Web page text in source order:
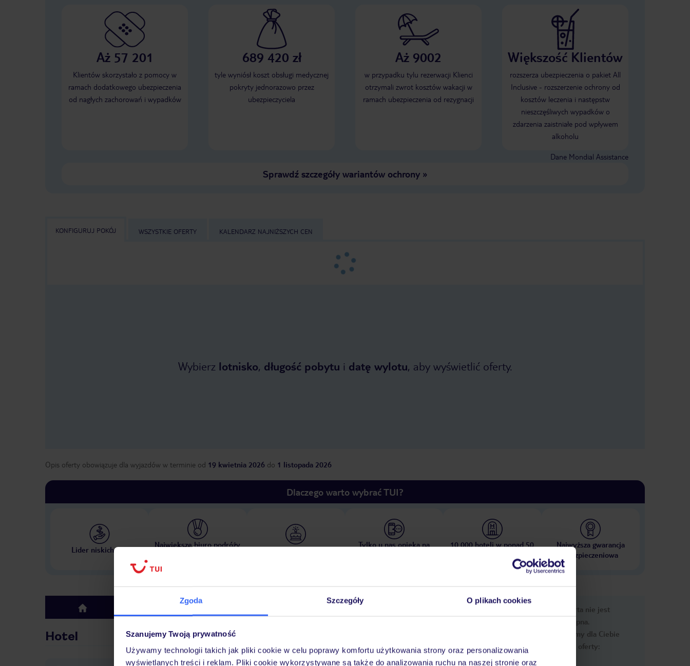
Zgoda Szczegóły O plikach cookies
Szanujemy Twoją prywatność
Używamy technologii takich jak pliki cookie w celu poprawy komfortu użytkowania strony oraz personalizowania
wyświetlanych treści i reklam. Pliki cookie wykorzystywane są także do analizowania ruchu na naszej stronie oraz
Aż 57 201
Klientów skorzystało z pomocy w
ramach dodatkowego ubezpieczenia
od nagłych zachorowań i wypadków
689 420 zł
tyle wyniósł koszt obsługi medycznej
pokryty jednorazowo przez
ubezpieczyciela
Aż 9002
w przypadku tylu rezerwacji Klienci
otrzymali zwrot kosztów wakacji w
ramach ubezpieczenia od rezygnacji
Większość Klientów
rozszerza ubezpieczenia o pakiet All
Inclusive - rozszerzenie ochrony od
kosztów leczenia i następstw
nieszczęśliwych wypadków o
zdarzenia zaistniałe pod wpływem
alkoholu
Dane Mondial Assistance
Sprawdź szczegóły wariantów ochrony»
KONFIGURUJ POKÓJ WSZYSTKIE OFERTY KALENDARZ NAJNIŻSZYCH CEN
Wybierz lotnisko, długość pobytu i datę wylotu, aby wyświetlić oferty.
Opis oferty obowiązuje dla wyjazdów w terminie od 19 kwietnia 2026 do 1 listopada 2026
Dlaczego warto wybrać TUI?
Lider niskich cen
Największe biuro podróży
30 lat w Polsce
Tylko u nas opieka na
10 000 hoteli w ponad 50
Najwyższa gwarancja
ubezpieczeniowa
top
Hotel
Ups, ta oferta nie jest
dostępna.
Przygotowaliśmy dla Ciebie
podobne oferty: